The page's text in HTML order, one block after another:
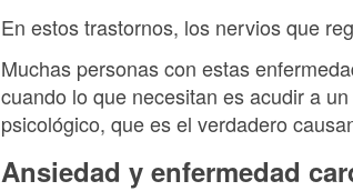
En estos trastornos, los nervios que
Muchas personas con estas
cuando lo que necesitan es acudir a
psicológico, que es el verdadero
Ansiedad y enfermedad